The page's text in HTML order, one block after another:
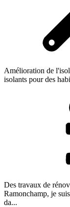
Amélioration de
isolants pour des
Des travaux de
Ramonchamp, je
da...